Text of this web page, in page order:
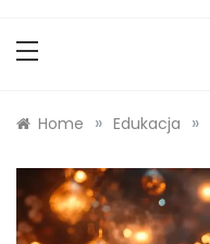
Home » Edukacja »